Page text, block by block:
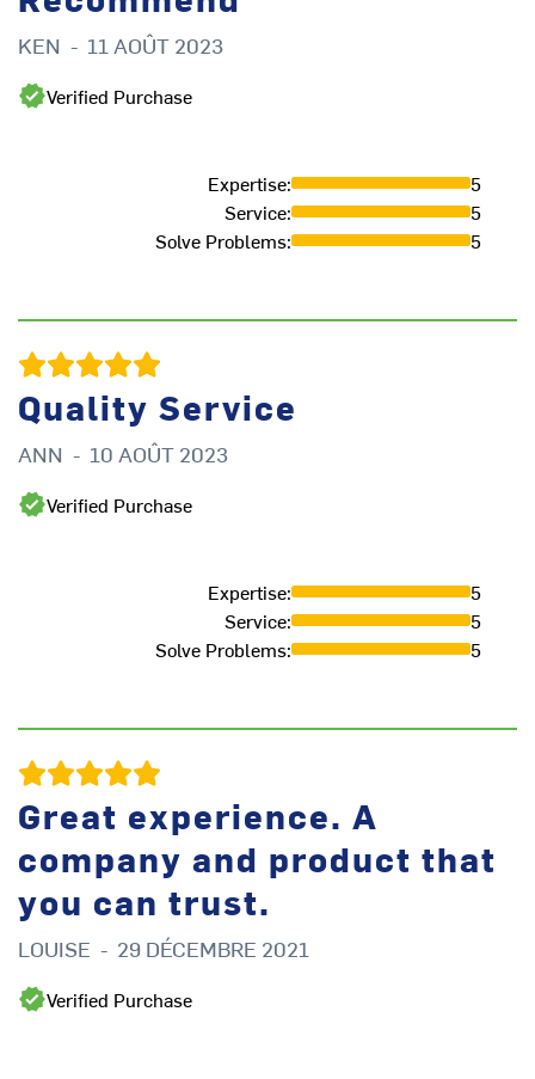
KEN - 11 AOÛT 2023
Verified Purchase
Expertise:
5
Service:
5
Solve Problems: 5
Quality Service
ANN - 10 AOÛT 2023
Verified Purchase
Expertise:
5
Service:
5
Solve Problems: 5
Great experience. A
company and product that
you can trust.
LOUISE - 29 DÉCEMBRE 2021
Verified Purchase